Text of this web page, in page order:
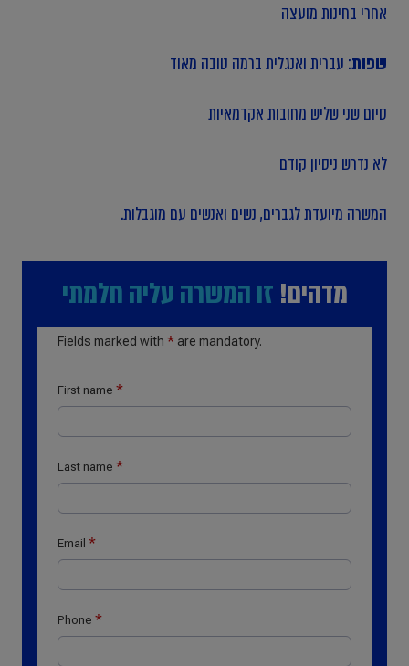
אחרי בחינות מועצה
שפות: עברית ואנגלית ברמה טובה מאוד
סיום שני שליש מחובות אקדמאיות
לא נדרש ניסיון קודם
המשרה מיועדת לגברים, נשים ואנשים עם מוגבלות.
מדהים! זו המשרה עליה חלמתי